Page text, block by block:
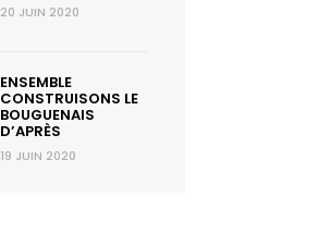
20 JUIN 2020
ENSEMBLE
CONSTRUISONS LE
BOUGUENAIS
D’APRÈS
19 JUIN 2020